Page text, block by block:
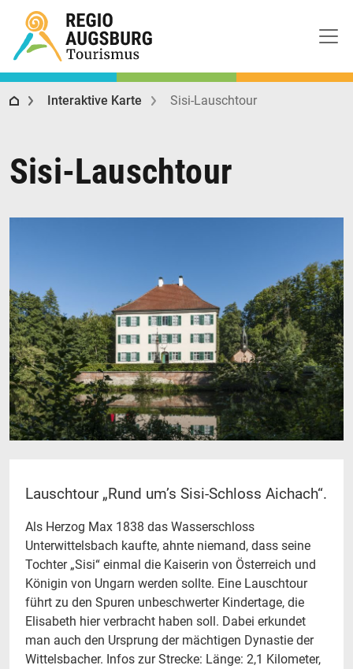
Regio Augsburg Tourismus
Interaktive Karte Sisi-Lauschtour
Sisi-Lauschtour
Lauschtour „Rund um’s Sisi-Schloss Aichach“.
Als Herzog Max 1838 das Wasserschloss
Unterwittelsbach kaufte, ahnte niemand, dass seine
Tochter „Sisi“ einmal die Kaiserin von Österreich und
Königin von Ungarn werden sollte. Eine Lauschtour
führt zu den Spuren unbeschwerter Kindertage, die
Elisabeth hier verbracht haben soll. Dabei erkundet
man auch den Ursprung der mächtigen Dynastie der
Wittelsbacher. Infos zur Strecke: Länge: 2,1 Kilometer,